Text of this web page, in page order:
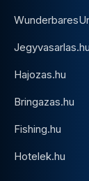
Jegyvasarlas.hu
Hajozas.hu
Bringazas.hu
Fishing.hu
Hotelek.hu